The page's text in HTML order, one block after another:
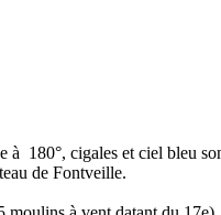
180°, cigales et ciel bleu
de Fontveille.